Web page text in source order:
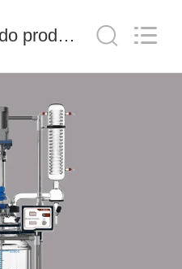
Detalhes do produto